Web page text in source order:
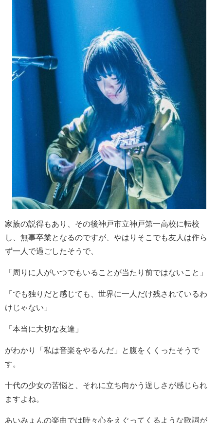
家族の説得もあり、その後神戸市立神戸第一高校に転校
し、無事卒業となるのですが、やはりそこでも友人は作ら
ず一人で過ごしたそうで、
「周りに人がいつでもいることが当たり前ではないこと」
「でも独りだと感じても、世界に一人だけ残されているわ
けじゃない」
「本当に大切な友達」
がわかり「私は音楽をやるんだ」と腹をくくったそうで
す。
十代の少女の苦悩と、それに立ち向かう逞しさが感じられ
ますよね。
あいみょんの楽曲では時々心をえぐってくるような歌詞が